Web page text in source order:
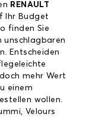
RENAULT
Ihr Budget
finden Sie
unschlagbaren
Entscheiden
mehr Wert
einem
wollen.
Velours